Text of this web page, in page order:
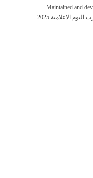
Maintained and